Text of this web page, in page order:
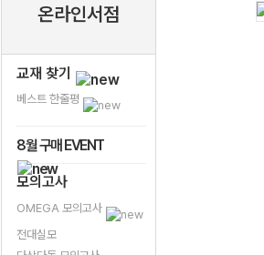
온라인서점
교재 찾기
베스트 한줄평
8월 구매 EVENT
모의고사
OMEGA 모의고사
전대실모